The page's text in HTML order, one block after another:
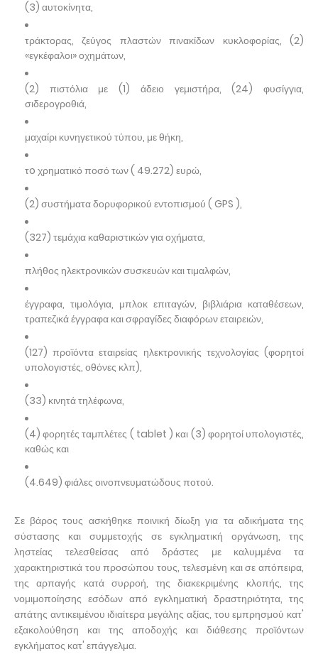
(3) αυτοκίνητα,
τράκτορας, ζεύγος πλαστών πινακίδων κυκλοφορίας, (2)
«εγκέφαλοι» οχημάτων,
(2) πιστόλια με (1) άδειο γεμιστήρα, (24) φυσίγγια,
σιδερογροθιά,
μαχαίρι κυνηγετικού τύπου, με θήκη,
τo χρηματικό ποσό των ( 49.272) ευρώ,
(2) συστήματα δορυφορικού εντοπισμού ( GPS ),
(327) τεμάχια καθαριστικών για οχήματα,
πλήθος ηλεκτρονικών συσκευών και τιμαλφών,
έγγραφα, τιμολόγια, μπλοκ επιταγών, βιβλιάρια καταθέσεων,
τραπεζικά έγγραφα και σφραγίδες διαφόρων εταιρειών,
(127) προϊόντα εταιρείας ηλεκτρονικής τεχνολογίας (φορητοί
υπολογιστές, οθόνες κλπ),
(33) κινητά τηλέφωνα,
(4) φορητές ταμπλέτες ( tablet ) και (3) φορητοί υπολογιστές,
καθώς και
(4.649) φιάλες οινοπνευματώδους ποτού.
Σε βάρος τους ασκήθηκε ποινική δίωξη για τα αδικήματα της
σύστασης και συμμετοχής σε εγκληματική οργάνωση, της
ληστείας τελεσθείσας από δράστες με καλυμμένα τα
χαρακτηριστικά του προσώπου τους, τελεσμένη και σε απόπειρα,
της αρπαγής κατά συρροή, της διακεκριμένης κλοπής, της
νομιμοποίησης εσόδων από εγκληματική δραστηριότητα, της
απάτης αντικειμένου ιδιαίτερα μεγάλης αξίας, του εμπρησμού κατ'
εξακολούθηση και της αποδοχής και διάθεσης προϊόντων
εγκλήματος κατ' επάγγελμα.